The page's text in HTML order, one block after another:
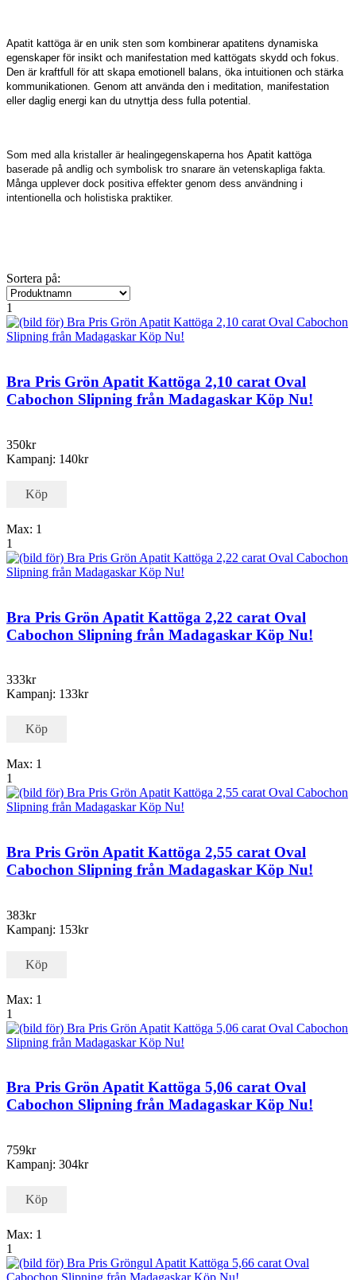
Apatit kattöga är en unik sten som kombinerar apatitens dynamiska
egenskaper för insikt och manifestation med kattögats skydd och fokus.
Den är kraftfull för att skapa emotionell balans, öka intuitionen och stärka
kommunikationen. Genom att använda den i meditation, manifestation
eller daglig energi kan du utnyttja dess fulla potential.
Som med alla kristaller är healingegenskaperna hos Apatit kattöga
baserade på andlig och symbolisk tro snarare än vetenskapliga fakta.
Många upplever dock positiva effekter genom dess användning i
intentionella och holistiska praktiker.
Sortera på:
1
Bra Pris Grön Apatit Kattöga 2,10 carat Oval
Cabochon Slipning från Madagaskar Köp Nu!
350kr
Kampanj: 140kr
Köp
Max: 1
1
Bra Pris Grön Apatit Kattöga 2,22 carat Oval
Cabochon Slipning från Madagaskar Köp Nu!
333kr
Kampanj: 133kr
Köp
Max: 1
1
Bra Pris Grön Apatit Kattöga 2,55 carat Oval
Cabochon Slipning från Madagaskar Köp Nu!
383kr
Kampanj: 153kr
Köp
Max: 1
1
Bra Pris Grön Apatit Kattöga 5,06 carat Oval
Cabochon Slipning från Madagaskar Köp Nu!
759kr
Kampanj: 304kr
Köp
Max: 1
1